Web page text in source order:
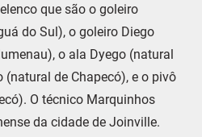
que são o goleiro
do Sul), o goleiro Diego
o ala Dyego (natural
de Chapecó), e o pivô
O técnico Marquinhos
da cidade de Joinville.